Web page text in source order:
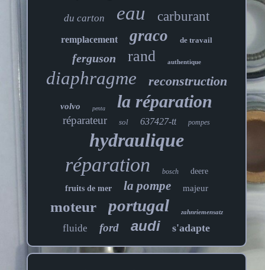
du carton eau carburant
remplacement graco de travail
ferguson rand authentique
diaphragme reconstruction
volvo penta la réparation
réparateur sol 637427-tt pompes
hydraulique
réparation bosch
deere
fruits de mer
la pompe majeur
moteur portugal zahnriemensatz
fluide ford audi s'adapte